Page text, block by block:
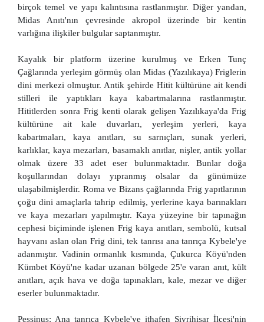
birçok temel ve yapı kalıntısına rastlanmıştır. Diğer yandan,
Midas Anıtı'nın çevresinde akropol üzerinde bir kentin
varlığına ilişkiler bulgular saptanmıştır.
Kayalık bir platform üzerine kurulmuş ve Erken Tunç
Çağlarında yerleşim görmüş olan Midas (Yazılıkaya) Friglerin
dini merkezi olmuştur. Antik şehirde Hitit kültürüne ait kendi
stilleri ile yaptıkları kaya kabartmalarına rastlanmıştır.
Hititlerden sonra Frig kenti olarak gelişen Yazılıkaya'da Frig
kültürüne ait kale duvarları, yerleşim yerleri, kaya
kabartmaları, kaya anıtları, su sarnıçları, sunak yerleri,
karlıklar, kaya mezarları, basamaklı anıtlar, nişler, antik yollar
olmak üzere 33 adet eser bulunmaktadır. Bunlar doğa
koşullarından dolayı yıpranmış olsalar da günümüze
ulaşabilmişlerdir. Roma ve Bizans çağlarında Frig yapıtlarının
çoğu dini amaçlarla tahrip edilmiş, yerlerine kaya barınakları
ve kaya mezarları yapılmıştır. Kaya yüzeyine bir tapınağın
cephesi biçiminde işlenen Frig kaya anıtları, sembolü, kutsal
hayvanı aslan olan Frig dini, tek tanrısı ana tanrıça Kybele'ye
adanmıştır. Vadinin ormanlık kısmında, Çukurca Köyü'nden
Kümbet Köyü'ne kadar uzanan bölgede 25'e varan anıt, kült
anıtları, açık hava ve doğa tapınakları, kale, mezar ve diğer
eserler bulunmaktadır.
Pessinus: Ana tanrıça Kybele'ye ithafen Sivrihisar İlçesi'nin